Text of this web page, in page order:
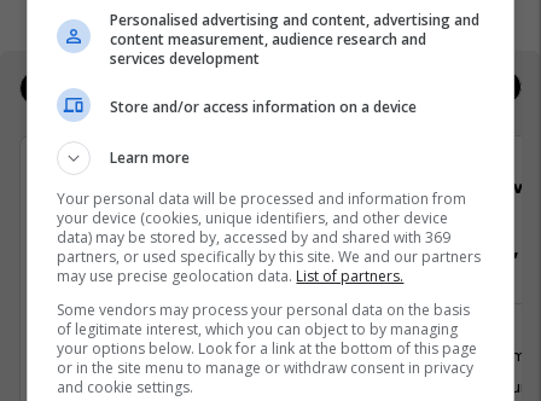
Jobs
Vozitës - Kategoria "C"
Tjera
27 Shkurt 2026
Arkatare,
28 Shkurt
Personalised advertising and content, advertising and
content measurement, audience research and
services development
Store and/or access information on a device
Learn more
Your personal data will be processed and information from
your device (cookies, unique identifiers, and other device
data) may be stored by, accessed by and shared with 369
partners, or used specifically by this site. We and our partners
may use precise geolocation data. List of partners.
Some vendors may process your personal data on the basis
of legitimate interest, which you can object to by managing
your options below. Look for a link at the bottom of this page
or in the site menu to manage or withdraw consent in privacy
and cookie settings.